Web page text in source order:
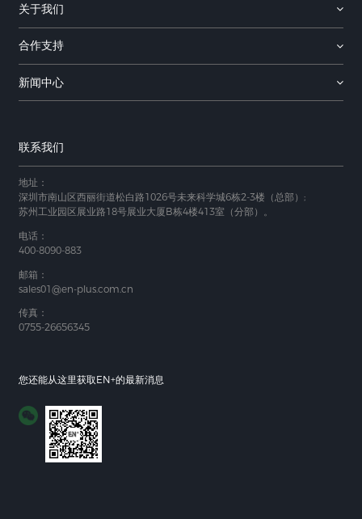
关于我们
合作支持
新闻中心
联系我们
地址：
深圳市南山区西丽街道松白路1026号未来科学城6栋2-3楼（总部）;
苏州工业园区展业路18号展业大厦B栋4楼413室（分部）。
电话：
400-8090-883
邮箱：
sales01@en-plus.com.cn
传真：
0755-26656345
您还能从这里获取EN+的最新消息